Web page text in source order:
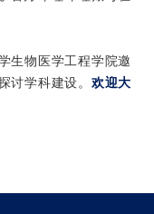
生物医学工程学院邀
讨学科建设。 欢迎大